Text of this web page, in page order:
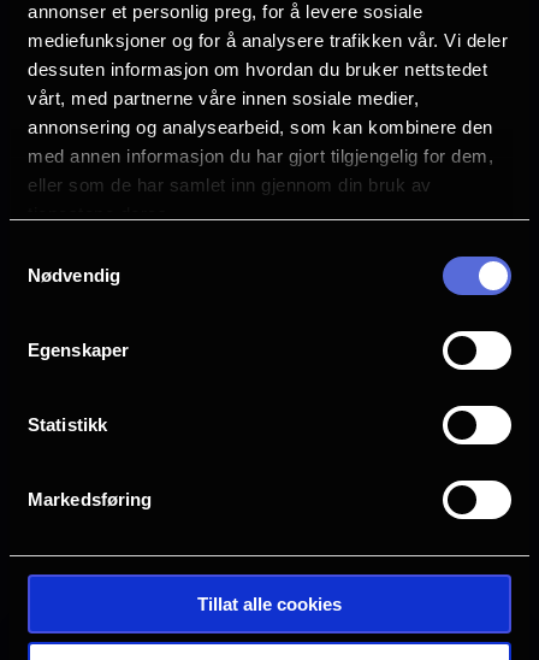
annonser et personlig preg, for å levere sosiale
mediefunksjoner og for å analysere trafikken vår. Vi deler
dessuten informasjon om hvordan du bruker nettstedet
vårt, med partnerne våre innen sosiale medier,
annonsering og analysearbeid, som kan kombinere den
med annen informasjon du har gjort tilgjengelig for dem,
eller som de har samlet inn gjennom din bruk av
Nødvendig
Egenskaper
Statistikk
Markedsføring
Tillat alle cookies
Rollebesetning
Rossif Sutherland
Tess Degenstein
Tatiana Maslany
Språk
EN
SF Norge
Se mer